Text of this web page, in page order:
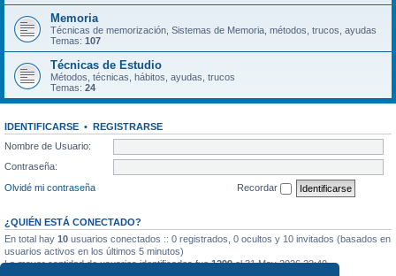
Memoria
Técnicas de memorización, Sistemas de Memoria, métodos, trucos, ayudas
Temas: 107
Técnicas de Estudio
Métodos, técnicas, hábitos, ayudas, trucos
Temas: 24
IDENTIFICARSE • REGISTRARSE
Nombre de Usuario:
Contraseña:
Olvidé mi contraseña
Recordar
¿QUIÉN ESTÁ CONECTADO?
En total hay 10 usuarios conectados :: 0 registrados, 0 ocultos y 10 invitados (basados en
usuarios activos en los últimos 5 minutos)
La mayor cantidad de usuarios identificados fue1299el 31 May 2026 22:40